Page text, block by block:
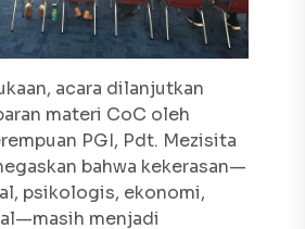
acara dilanjutkan
materi CoC oleh
PGI, Pdt. Mezisita
bahwa kekerasan—
psikologis, ekonomi,
menjadi